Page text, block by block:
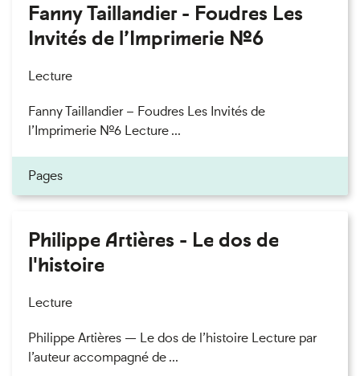
Fanny Taillandier - Foudres Les
Invités de l’Imprimerie n°6
Lecture
Fanny Taillandier – Foudres Les Invités de
l’Imprimerie n°6 Lecture ...
Pages
Philippe Artières - Le dos de
l'histoire
Lecture
Philippe Artières — Le dos de l’histoire Lecture par
l’auteur accompagné de ...